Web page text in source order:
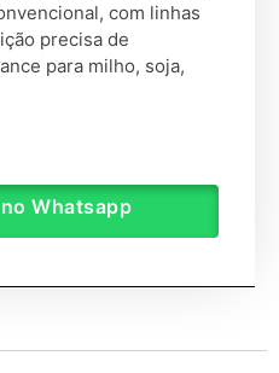
com linhas
precisa de
para milho, soja,
Whatsapp